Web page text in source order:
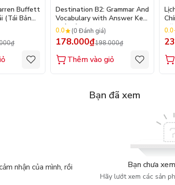
- 10%
Buffett
(Tái Bản
- 10%
Destination B2: Grammar And
Vocabulary with Answer Key
(Tái Bản 2025)
0.0 (0 Đánh giá)
178.000₫198.000₫
Thêm vào giỏ
0.0
nhận của mình, rồi
Bạn đã xem
Bạn chưa
Hãy lướt xem các sản